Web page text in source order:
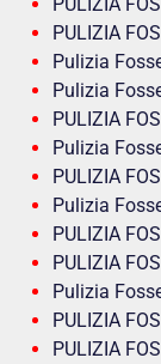
PULIZIA
Pulizia
Pulizia
PULIZIA
Pulizia
PULIZIA
Pulizia
PULIZIA
PULIZIA
Pulizia
PULIZIA
PULIZIA